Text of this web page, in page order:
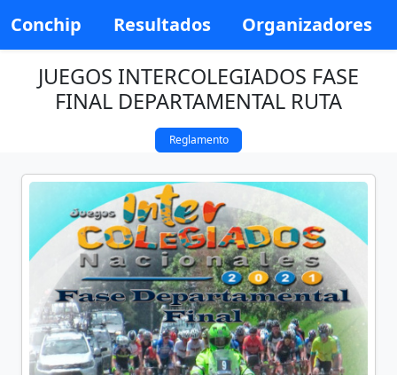
Conchip Resultados Organizadores
JUEGOS INTERCOLEGIADOS FASE
FINAL DEPARTAMENTAL RUTA
Reglamento